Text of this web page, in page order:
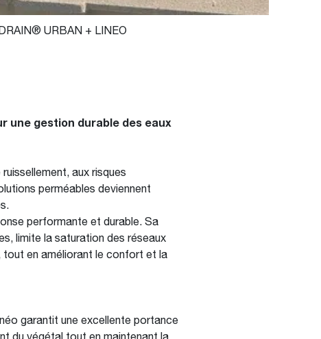
URBAN + LINEO
une gestion durable des eaux
aux risques
perméables deviennent
performante et durable. Sa
limite la saturation des réseaux
tout en améliorant le confort et la
garantit une excellente portance
du végétal tout en maintenant la